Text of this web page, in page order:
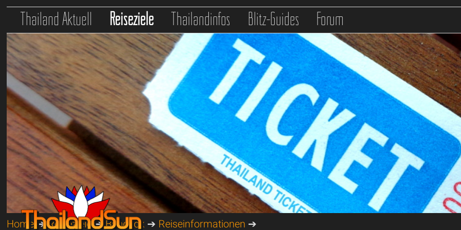
Thailand Aktuell Reiseziele Thailandinfos Blitz-Guides Forum
Home➔Reiseziele➔Bangkok ➔ Reiseinformationen ➔